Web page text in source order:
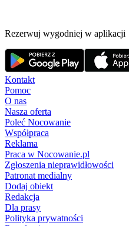
Rezerwuj wygodniej w aplikacji
Kontakt
Pomoc
O nas
Nasza oferta
Poleć Nocowanie
Współpraca
Reklama
Praca w Nocowanie.pl
Zgłoszenia nieprawidłowości
Patronat medialny
Dodaj obiekt
Redakcja
Dla prasy
Polityka prywatności